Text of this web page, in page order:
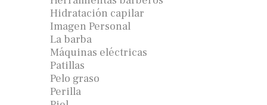
Hidratación capilar
Imagen Personal
La barba
Máquinas eléctricas
Patillas
Pelo graso
Perilla